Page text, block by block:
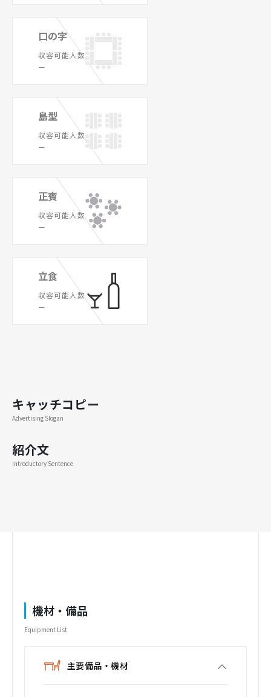
口の字
収容可能人数
ー
島型
収容可能人数
ー
正賓
収容可能人数
ー
立食
収容可能人数
ー
キャッチコピー
Advertising Slogan
紹介文
Introductory Sentence
機材・備品
Equipment List
主要備品・機材